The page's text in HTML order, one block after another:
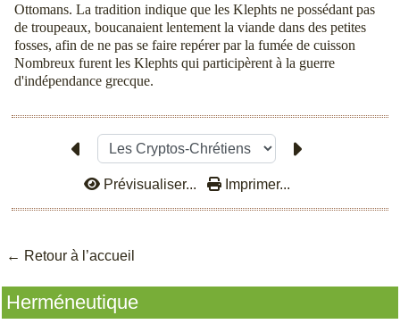
← Retour à l’accueil
Herméneutique
Ottomans. La tradition indique que les Klephts ne possédant pas
de troupeaux, boucanaient lentement la viande dans des petites
fosses, afin de ne pas se faire repérer par la fumée de cuisson
Nombreux furent les Klephts qui participèrent à la guerre
d'indépendance grecque.
Prévisualiser... Imprimer...